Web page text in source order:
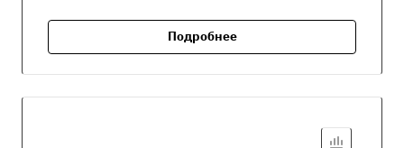
Подробнее